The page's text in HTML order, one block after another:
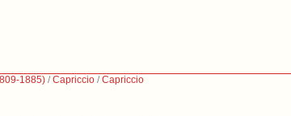
1885) /Capriccio /Capriccio